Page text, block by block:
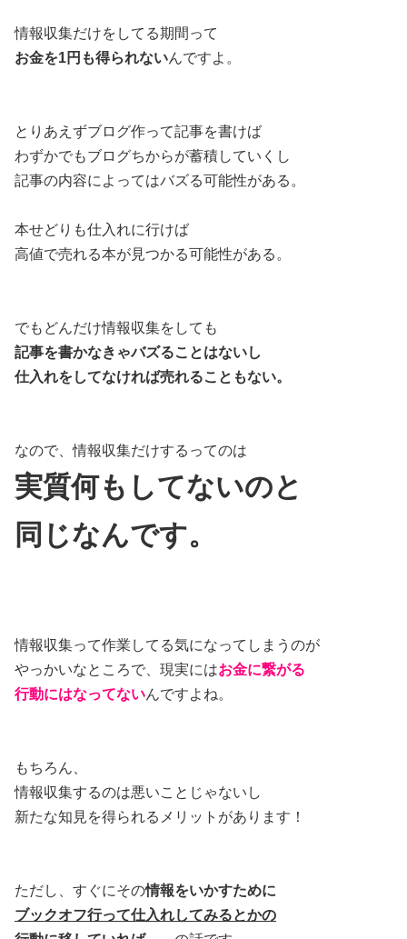
情報収集だけをしてる期間って
お金を1円も得られないんですよ。
とりあえずブログ作って記事を書けば
わずかでもブログちからが蓄積していくし
記事の内容によってはバズる可能性がある。
本せどりも仕入れに行けば
高値で売れる本が見つかる可能性がある。
でもどんだけ情報収集をしても
記事を書かなきゃバズることはないし
仕入れをしてなければ売れることもない。
なので、情報収集だけするってのは
実質何もしてないのと
同じなんです。
情報収集って作業してる気になってしまうのが
やっかいなところで、現実にはお金に繋がる
行動にはなってないんですよね。
もちろん、
情報収集するのは悪いことじゃないし
新たな知見を得られるメリットがあります！
ただし、すぐにその情報をいかすために
ブックオフ行って仕入れしてみるとかの